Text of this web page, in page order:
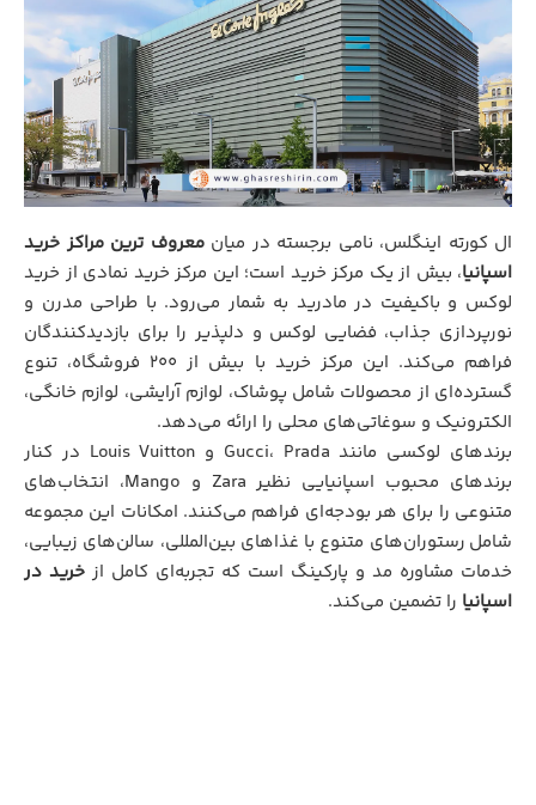
ال کورته اینگلس، نامی برجسته در میانمعروف‌ ترین مراکز خرید
اسپانیا، بیش از یک مرکز خرید است؛ این مرکز خرید نمادی از خرید
لوکس و باکیفیت در مادرید به شمار می‌رود. با طراحی مدرن و
نورپردازی جذاب، فضایی لوکس و دلپذیر را برای بازدیدکنندگان
فراهم می‌کند. این مرکز خرید با بیش از ۲۰۰ فروشگاه، تنوع
گسترده‌ای از محصولات شامل پوشاک، لوازم آرایشی، لوازم خانگی،
الکترونیک و سوغاتی‌های محلی را ارائه می‌دهد.
برندهای لوکسی مانند Gucci، Prada و Louis Vuitton در کنار
برندهای محبوب اسپانیایی نظیر Zara و Mango، انتخاب‌های
متنوعی را برای هر بودجه‌ای فراهم می‌کنند. امکانات این مجموعه
شامل رستوران‌های متنوع با غذاهای بین‌المللی، سالن‌های زیبایی،
خدمات مشاوره مد و پارکینگ است که تجربه‌ای کامل از خرید در
اسپانیا را تضمین می‌کند.